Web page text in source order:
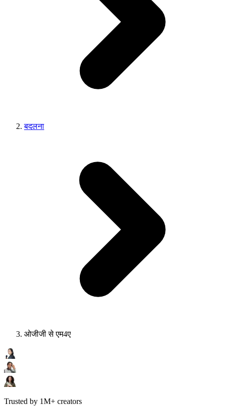
बदलना
ओजीजी से एम4ए
Trusted by 1M+ creators